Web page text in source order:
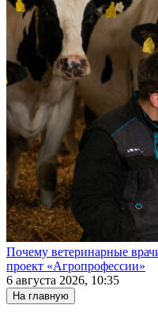
Почему ветеринарные
проект «Агропрофессии»
6 августа 2026, 10:35
На главную